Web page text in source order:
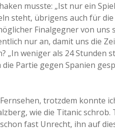
musste: „Ist nur ein Spiel
steht, übrigens auch für die
Finalgegner von uns
nur an, damit uns die
„In weniger als 24 Stunden
Partie gegen Spanien
trotzdem konnte
wie die Titanic schrob.
fast Unrecht, ihn auf